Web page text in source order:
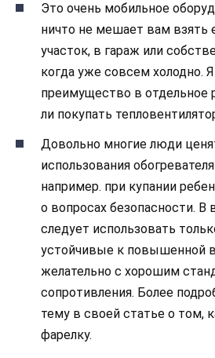
Это очень мобильное
ничто не мешает вам взять
участок, в гараж или
когда уже совсем холодно.
преимущество в отдельное
ли покупать
Довольно многие люди
использования
например. при купании
о вопросах безопасности. В
следует использовать
устойчивые к повышенной
желательно с хорошим
сопротивления. Более
тему в своей статье о том,
фарелку.